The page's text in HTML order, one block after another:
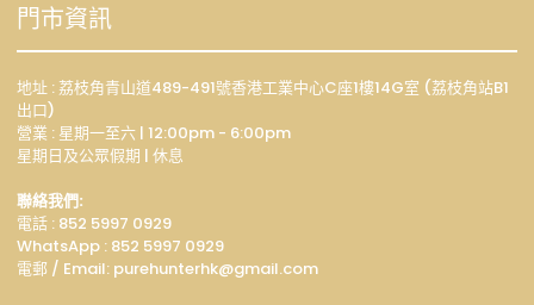
門市資訊
地址 : 荔枝角青山道489-491號香港工業中心C座1樓14G室 (荔枝角站B1
出口)
營業 : 星期一至六 | 12:00pm - 6:00pm
星期日及公眾假期 | 休息
聯絡我們:
電話 : 852 5997 0929
WhatsApp : 852 5997 0929
電郵 / Email: purehunterhk@gmail.com